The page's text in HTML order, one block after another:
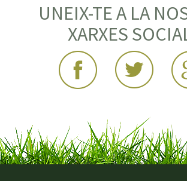
UNEIX-TE A LA
XARXES